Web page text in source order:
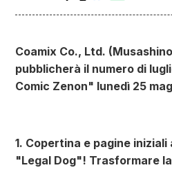
Coamix Co., Ltd.
pubblicherà il numero di
Comic Zenon" lunedì 25
1. Copertina e pagine
"Legal Dog"! Trasformare